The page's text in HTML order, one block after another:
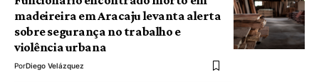
madeireira em Aracaju levanta alerta
sobre segurança no trabalho e
violência urbana
PorDiego Velázquez